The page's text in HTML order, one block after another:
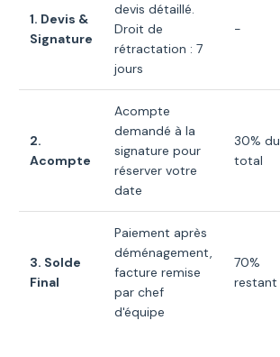
1. Devis &
Signature
devis détaillé.
Droit de
rétractation : 7
jours
-
2.
Acompte
Acompte
demandé à la
signature pour
réserver votre
date
30% du
total
3. Solde
Final
Paiement après
déménagement,
facture remise
par chef
d'équipe
70%
restant